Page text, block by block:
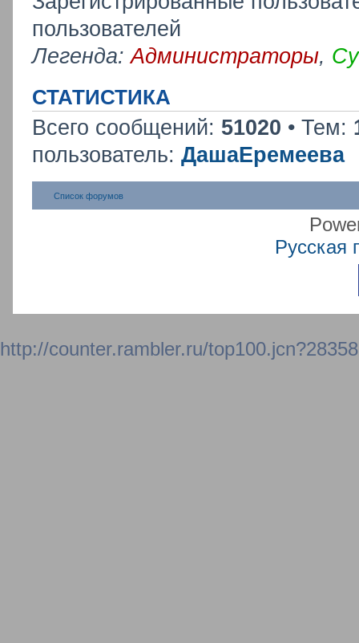
пользователей
Легенда:Администраторы,
СТАТИСТИКА
Всего сообщений: 51020 • Тем:
пользователь: ДашаЕремеева
Список форумов
Русская
http://counter.rambler.ru/